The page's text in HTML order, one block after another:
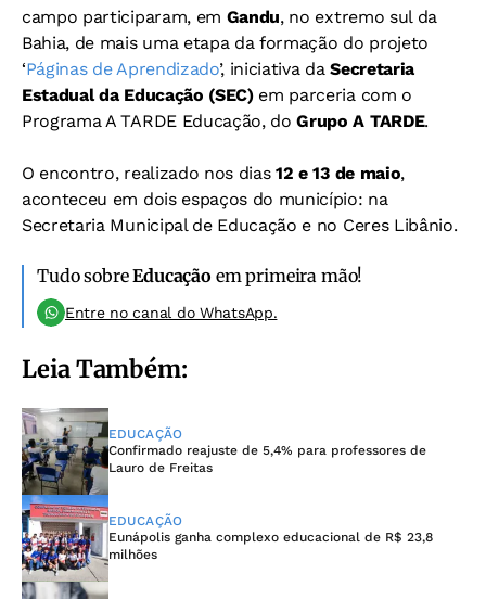
campo participaram, em Gandu, no extremo sul da
Bahia, de mais uma etapa da formação do projeto
‘Páginas de Aprendizado’, iniciativa daSecretaria
Estadual da Educação (SEC)em parceria com o
Programa A TARDE Educação, doGrupo A TARDE.
O encontro, realizado nos dias12 e 13 de maio,
aconteceu em dois espaços do município: na
Secretaria Municipal de Educação e no Ceres Libânio.
Tudo sobreEducação em primeira mão!
Entre no canal do WhatsApp.
Leia Também:
EDUCAÇÃO
Confirmado reajuste de 5,4% para professores de
Lauro de Freitas
EDUCAÇÃO
Eunápolis ganha complexo educacional de R$ 23,8
milhões